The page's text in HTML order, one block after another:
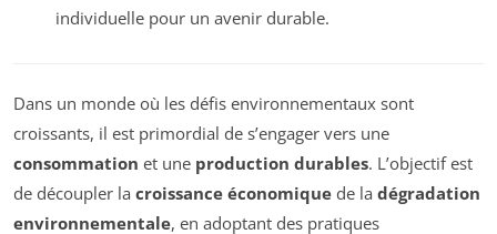
individuelle pour un avenir durable.
Dans un monde où les défis environnementaux sont
croissants, il est primordial de s’engager vers une
consommation et une production durables. L’objectif est
de découpler la croissance économique de la dégradation
environnementale, en adoptant des pratiques